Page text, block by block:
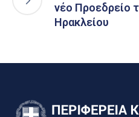
νέο Προεδρείο
Ηρακλείου